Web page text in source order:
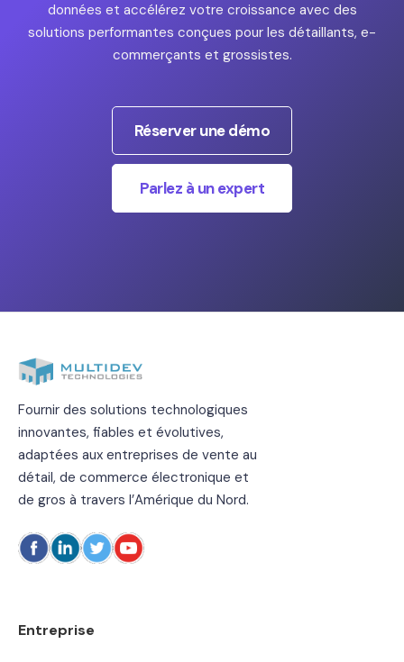
données et accélérez votre croissance avec des
solutions performantes conçues pour les détaillants, e-
commerçants et grossistes.
Réserver une démo
Parlez à un expert
Fournir des solutions technologiques
innovantes, fiables et évolutives,
adaptées aux entreprises de vente au
détail, de commerce électronique et
de gros à travers l’Amérique du Nord.
Entreprise